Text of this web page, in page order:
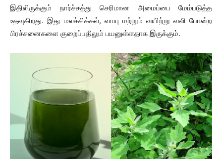
இதிலிருக்கும் நார்ச்சத்து செரிமான அமைப்பை மேம்படுத்த
உதவுகிறது. இது மலச்சிக்கல், வாயு மற்றும் வயிற்று வலி போன்ற
பிரச்சனைகளை குறைப்பதிலும் பயனுள்ளதாக இருக்கும்.